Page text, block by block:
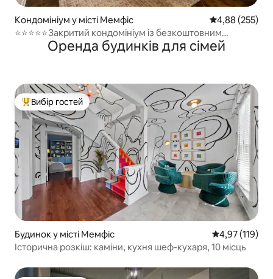
Кондомініум у місті Мемфіс Середня
4,88 (255)
⭐️⭐️⭐️⭐️⭐️Закритий кондомініум із безкоштовним
паркуванням⭐️⭐️⭐️⭐️⭐️
Оренда будинків для сімей
Топ вибір гостей
Вибір гостей
Будинок у місті Мемфіс Середня
4,97 (119)
Історична розкіш: каміни, кухня шеф-кухаря, 10 місць